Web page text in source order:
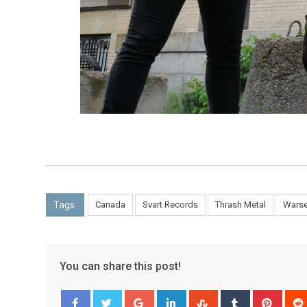
Tags: Canada Svart Records Thrash Metal
You can share this post!